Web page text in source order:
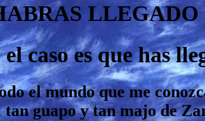
LLEGADO
caso es que has
el mundo que me
tan guapo y tan majo de